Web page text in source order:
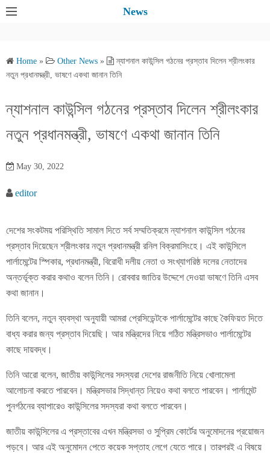
News
Home » Other News »
ন্যাশনাল কাউন্সিল গঠনের প্রস্তাব দিলেন শ্রীলংকার
নতুন প্রধানমন্ত্রী, ভাষণে একথা জানান তিনি
ন্যাশনাল কাউন্সিল গঠনের প্রস্তাব দিলেন শ্রীলংকার
নতুন প্রধানমন্ত্রী, ভাষণে একথা জানান তিনি
May 30, 2022
editor
দেশের সংকটময় পরিস্থিতি সামাল দিতে সর্ব সম্মতিক্রমে ন্যাশনাল কাউন্সিল গঠনের
প্রস্তাব দিয়েছেন শ্রীলংকার নতুন প্রধানমন্ত্রী রনিল বিক্রমাসিংহে। এই কাউন্সিলে
পার্লামেন্টের স্পিকার, প্রধানমন্ত্রী, বিরোধী দলীয় নেতা ও সংখ্যাগরিষ্ঠ দলের নেতাদের
অন্তর্ভূক্ত করার কথাও বলেন তিনি। রোববার জাতির উদ্দেশে দেওয়া ভাষণে তিনি এসব
কথা জানান।
তিনি বলেন, নতুন ব্যবস্থা অনুযায়ী আমরা প্রেসিডেন্টকে পার্লামেন্টের কাছে কৈফিয়ত দিতে
বাধ্য করার জন্য প্রস্তাব দিয়েছি। আর মন্ত্রিদের নিয়ে গঠিত মন্ত্রিসভাও পার্লামেন্টের
কাছে দায়বদ্ধ।
তিনি আরো বলেন, জাতীয় কাউন্সিলের সদস্যরা দেশের রাজনীতি নিয়ে খোলামেলা
আলোচনা করতে পারবেন। মন্ত্রিসভার সিদ্ধান্ত নিয়েও কথা বলতে পারবেন। পার্লামেন্ট
পুনর্গঠনের ব্যাপারেও কাউন্সিলের সদস্যরা কথা বলতে পারবেন।
জাতীয় কাউন্সিলের এ প্রস্তাবের এখন মন্ত্রিসভা ও সুপ্রিম কোর্টের অনুমোদনের প্রয়োজন
পড়বে। আর এই অনুমোদন পেতে কয়েক সপ্তাহ লেগে যেতে পারে। তারপরই এ বিষয়ে